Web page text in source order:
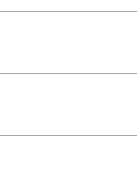
(חובה)
(חובה)